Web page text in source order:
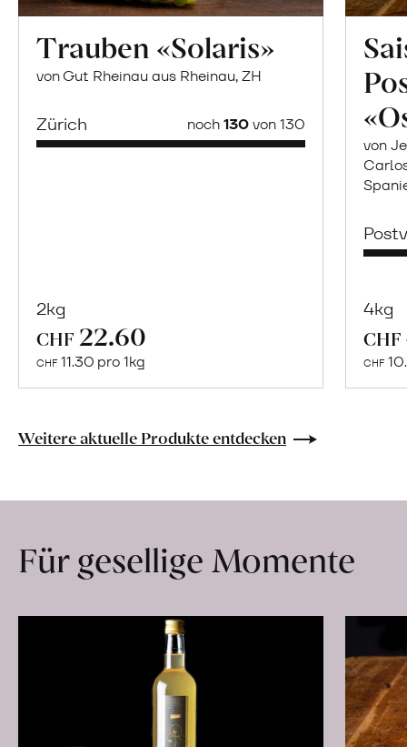
Trauben «Solaris»
von Gut Rheinau aus Rheinau, ZH
Zürich noch130von 130
2kg
CHF 22.60
CHF 11.30 pro 1kg
Naturbelassene
Lebensmittel
Hof
erfahren
von
4kg
CHF
CHF
Weitere aktuelle Produkte entdecken
Für gesellige Momente